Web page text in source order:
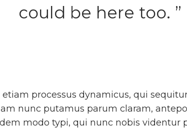
could be here too. ”
etiam processus dynamicus, qui
nunc putamus parum claram,
modo typi, qui nunc nobis videntur